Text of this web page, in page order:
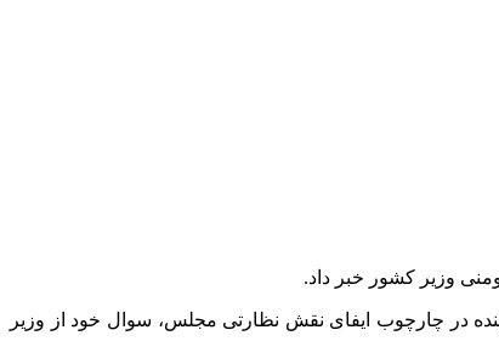
وزیر کشور خبر داد.
در چارچوب ایفای نقش نظارتی مجلس، سوال خود از وزیر